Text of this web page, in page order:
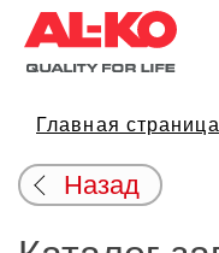
Главная страница
Назад